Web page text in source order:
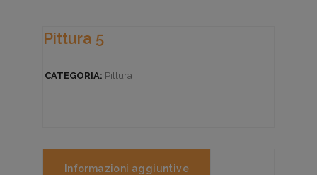
Pittura 5
CATEGORIA: Pittura
Informazioni aggiuntive